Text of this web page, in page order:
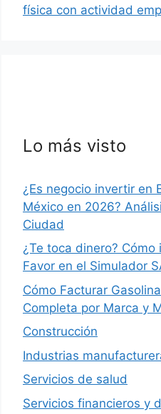
física con actividad
Lo más visto
¿Es negocio invertir en
México en 2026?
Ciudad
¿Te toca dinero?
Favor en el Simulador
Cómo Facturar
Completa por Marca y
Construcción
Industrias
Servicios de salud
Servicios financieros y